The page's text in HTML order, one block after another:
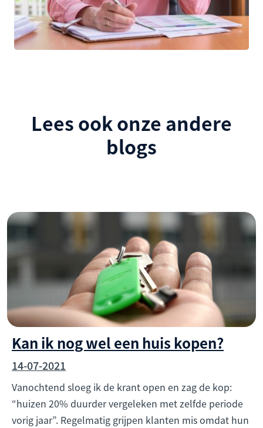
Lees ook onze andere
blogs
Kan ik nog wel een huis kopen?
14-07-2021
Vanochtend sloeg ik de krant open en zag de kop:
“huizen 20% duurder vergeleken met zelfde periode
vorig jaar”. Regelmatig grijpen klanten mis omdat hun